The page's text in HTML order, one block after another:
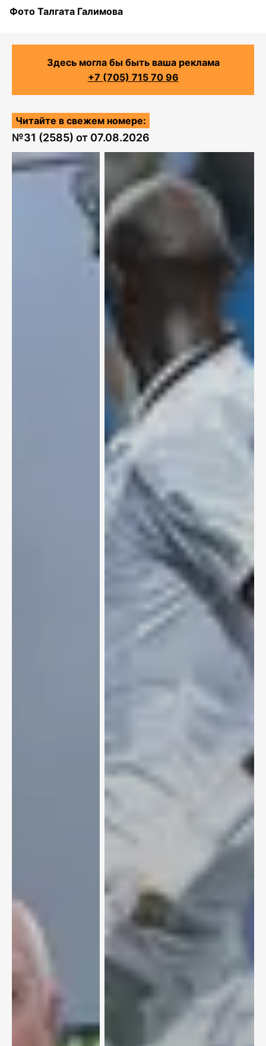
Фото Талгата Галимова
Здесь могла бы быть ваша реклама
+7 (705) 715 70 96
Читайте в свежем номере:
№31 (2585) от 07.08.2026